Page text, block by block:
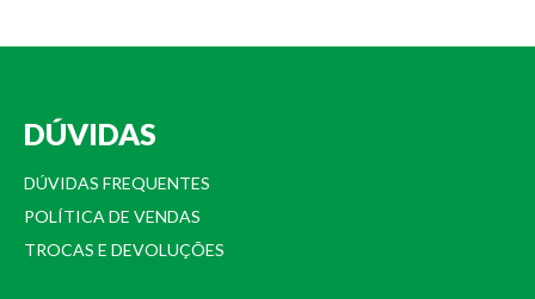
DÚVIDAS
DÚVIDAS FREQUENTES
POLÍTICA DE VENDAS
TROCAS E DEVOLUÇÕES